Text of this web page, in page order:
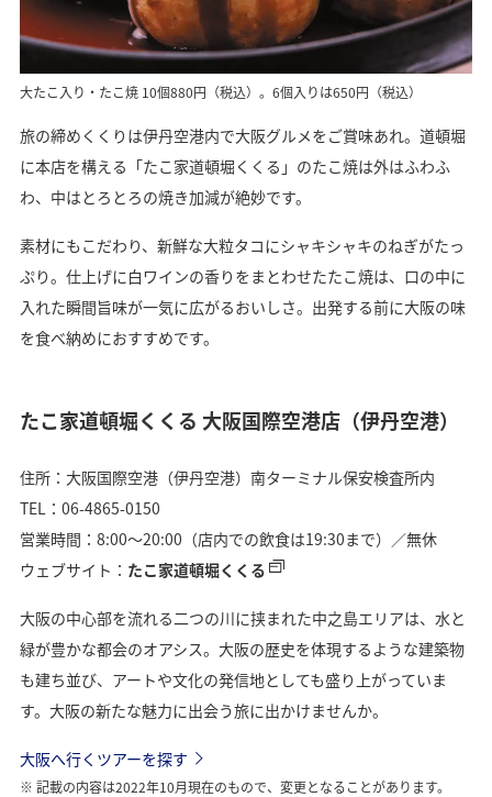
大たこ入り・たこ焼 10個880円（税込）。6個入りは650円（税込）
旅の締めくくりは伊丹空港内で大阪グルメをご賞味あれ。道頓堀
に本店を構える「たこ家道頓堀くくる」のたこ焼は外はふわふ
わ、中はとろとろの焼き加減が絶妙です。
素材にもこだわり、新鮮な大粒タコにシャキシャキのねぎがたっ
ぷり。仕上げに白ワインの香りをまとわせたたこ焼は、口の中に
入れた瞬間旨味が一気に広がるおいしさ。出発する前に大阪の味
を食べ納めにおすすめです。
たこ家道頓堀くくる 大阪国際空港店（伊丹空港）
住所：大阪国際空港（伊丹空港）南ターミナル保安検査所内
TEL：06-4865-0150
営業時間：8:00～20:00（店内での飲食は19:30まで）／無休
ウェブサイト： たこ家道頓堀くくる
大阪の中心部を流れる二つの川に挟まれた中之島エリアは、水と
緑が豊かな都会のオアシス。大阪の歴史を体現するような建築物
も建ち並び、アートや文化の発信地としても盛り上がっていま
す。大阪の新たな魅力に出会う旅に出かけませんか。
大阪へ行くツアーを探す
記載の内容は2022年10月現在のもので、変更となることがあります。